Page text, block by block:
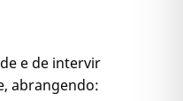
e de intervir
abrangendo: